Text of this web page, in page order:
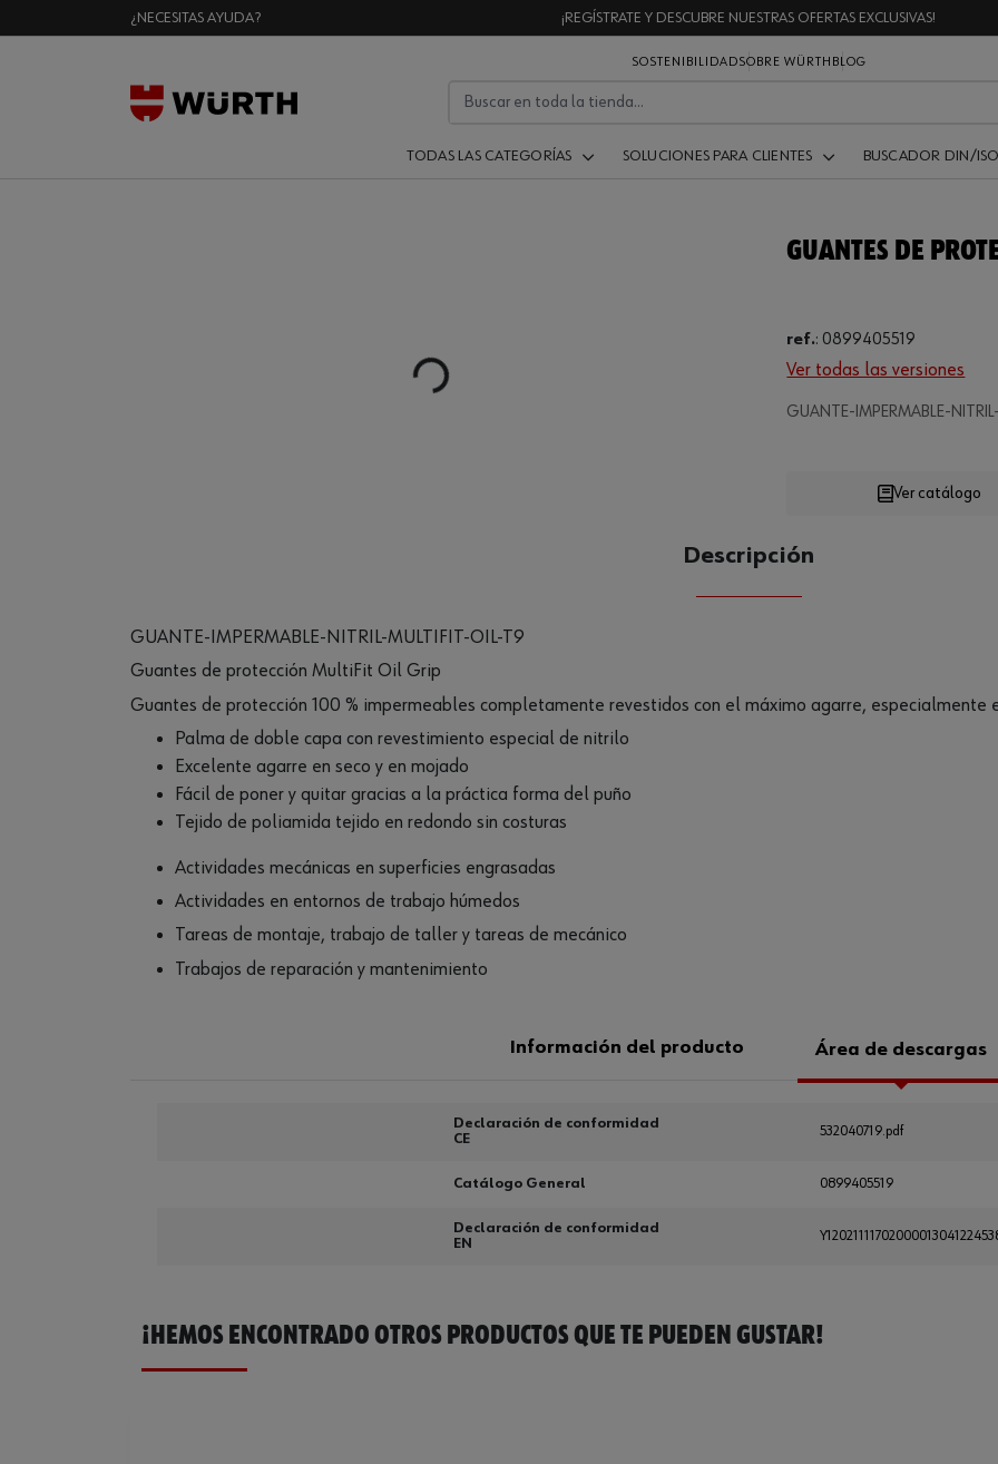
¿NECESITAS AYUDA? ¡REGÍSTRATE Y DESCUBRE NUESTRAS OFERTAS EXCLUSIVAS!
SOSTENIBILIDADSOBRE WÜRTH BLOG
TODAS LAS CATEGORÍAS SOLUCIONES PARA CLIENTES BUSCADOR DIN/ISO
Loading...
GUANTES DE
ref.: 0899405519
Ver todas las versiones
GUANTE-IMPERMABLE-
Loading...
CANTIDAD
Ver catálogo
Descripción
GUANTE-IMPERMABLE-NITRIL-MULTIFIT-OIL-T9
Guantes de protección MultiFit Oil Grip
Guantes de protección 100 % impermeables completamente revestidos con el máximo agarre, especialmente
Palma de doble capa con revestimiento especial de nitrilo
Excelente agarre en seco y en mojado
Fácil de poner y quitar gracias a la práctica forma del puño
Tejido de poliamida tejido en redondo sin costuras
Actividades mecánicas en superficies engrasadas
Actividades en entornos de trabajo húmedos
Tareas de montaje, trabajo de taller y tareas de mecánico
Trabajos de reparación y mantenimiento
Información del producto Área de descargas
Declaración de conformidad
CE
532040719.pdf
Catálogo General 0899405519
Declaración de conformidad
EN
¡HEMOS ENCONTRADO OTROS PRODUCTOS QUE TE PUEDEN GUSTAR!